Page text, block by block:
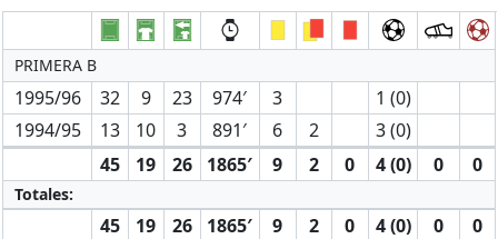
PRIMERA B
1995/96 32 9 23 974′ 3
1 (0)
1994/95
13 10 3 891′ 6 2
3 (0)
45
19 26 1865′ 9 2 0 4 (0) 0 0
Totales:
45 19 26 1865′ 9 2 0 4 (0) 0 0